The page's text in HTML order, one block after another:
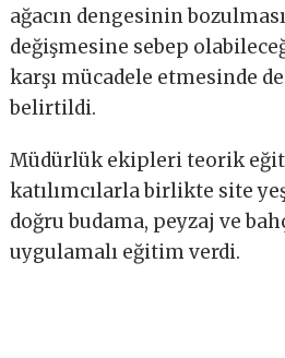
ağacın dengesinin
değişmesine sebep
karşı mücadele etmesinde
belirtildi.
Müdürlük ekipleri teorik
katılımcılarla birlikte site
doğru budama, peyzaj ve
uygulamalı eğitim verdi.